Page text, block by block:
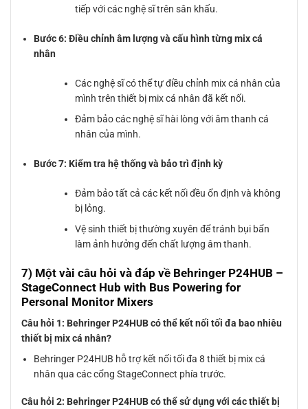
tiếp với các nghệ sĩ trên sân khấu.
Bước 6: Điều chỉnh âm lượng và cấu hình từng mix cá
nhân
Các nghệ sĩ có thể tự điều chỉnh mix cá nhân của
mình trên thiết bị mix cá nhân đã kết nối.
Đảm bảo các nghệ sĩ hài lòng với âm thanh cá
nhân của mình.
Bước 7: Kiểm tra hệ thống và bảo trì định kỳ
Đảm bảo tất cả các kết nối đều ổn định và không
bị lỏng.
Vệ sinh thiết bị thường xuyên để tránh bụi bẩn
làm ảnh hưởng đến chất lượng âm thanh.
7) Một vài câu hỏi và đáp về Behringer P24HUB –
StageConnect Hub with Bus Powering for
Personal Monitor Mixers
Câu hỏi 1: Behringer P24HUB có thể kết nối tối đa bao nhiêu
thiết bị mix cá nhân?
Behringer P24HUB hỗ trợ kết nối tối đa 8 thiết bị mix cá
nhân qua các cổng StageConnect phía trước.
Câu hỏi 2: Behringer P24HUB có thể sử dụng với các thiết bị